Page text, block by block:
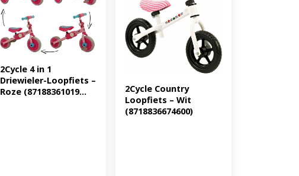
2Cycle 4 in 1
Driewieler-Loopfiets –
Roze (87188361019...
2Cycle Country
Loopfiets – Wit
(8718836674600)